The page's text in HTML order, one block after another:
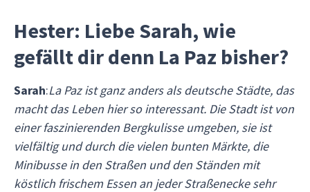
Hester: Liebe Sarah, wie
gefällt dir denn La Paz bisher?
Sarah:La Paz ist ganz anders als deutsche Städte, das
macht das Leben hier so interessant. Die Stadt ist von
einer faszinierenden Bergkulisse umgeben, sie ist
vielfältig und durch die vielen bunten Märkte, die
Minibusse in den Straßen und den Ständen mit
köstlich frischem Essen an jeder Straßenecke sehr